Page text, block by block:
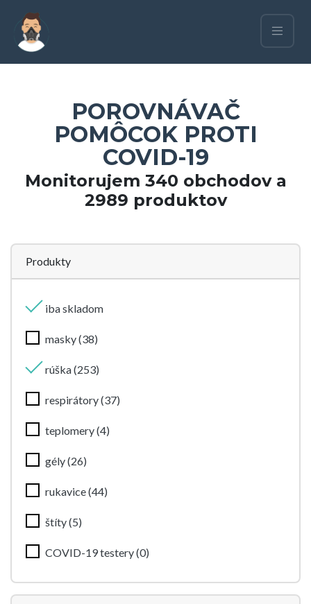
POROVNÁVAČ
POMÔCOK PROTI
COVID-19
Monitorujem 340 obchodov a
2989 produktov
Produkty
iba skladom
masky (38)
rúška (253)
respirátory (37)
teplomery (4)
gély (26)
rukavice (44)
štíty (5)
COVID-19 testery (0)